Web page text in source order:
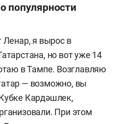
популярности
Ленар, я вырос в
но вот уже 14
в Тампе. Возглавляю
— возможно, вы
Кардәшлек,
При этом